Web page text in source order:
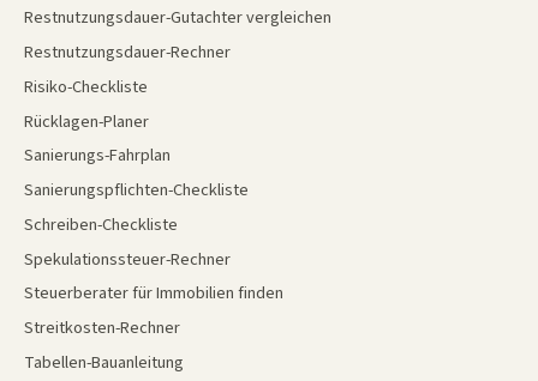
Restnutzungsdauer-Gutachter vergleichen
Restnutzungsdauer-Rechner
Risiko-Checkliste
Rücklagen-Planer
Sanierungs-Fahrplan
Sanierungspflichten-Checkliste
Schreiben-Checkliste
Spekulationssteuer-Rechner
Steuerberater für Immobilien finden
Streitkosten-Rechner
Tabellen-Bauanleitung